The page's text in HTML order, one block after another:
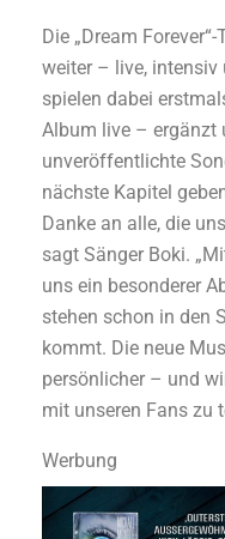
Die „Dream
weiter – live, intensiv
spielen dabei
Album live – ergänzt
unveröffentlichte
nächste Kapitel
Danke an alle, die
sagt Sänger Boki.
uns ein besonderer
stehen schon in den
kommt. Die neue
persönlicher – und
mit unseren Fans zu
Werbung